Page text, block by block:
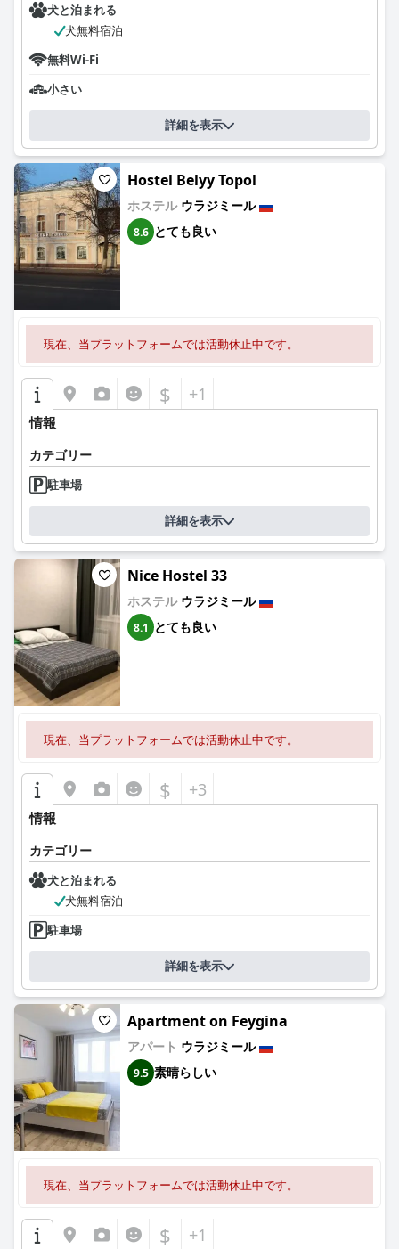
犬と泊まれる
犬無料宿泊
無料Wi-Fi
小さい
詳細を表示
Hostel Belyy Topol
ホステル ウラジミール
8.6 とても良い
現在、当プラットフォームでは活動休止中です。
$ +1
情報
カテゴリー
駐車場
詳細を表示
Nice Hostel 33
ホステル ウラジミール
8.1 とても良い
現在、当プラットフォームでは活動休止中です。
$ +3
情報
カテゴリー
犬と泊まれる
犬無料宿泊
駐車場
詳細を表示
Apartment on Feygina
アパート ウラジミール
9.5 素晴らしい
現在、当プラットフォームでは活動休止中です。
$ +1